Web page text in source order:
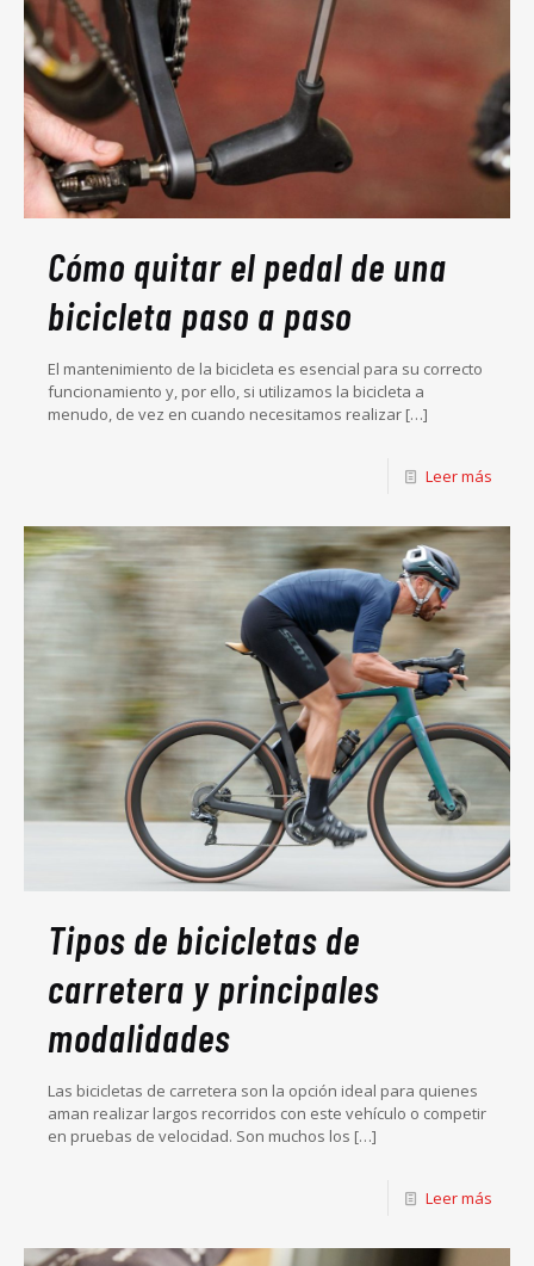
Cómo quitar el pedal de una
bicicleta paso a paso
El mantenimiento de la bicicleta es esencial para su correcto
funcionamiento y, por ello, si utilizamos la bicicleta a
menudo, de vez en cuando necesitamos realizar […]
Leer más
Tipos de bicicletas de
carretera y principales
modalidades
Las bicicletas de carretera son la opción ideal para quienes
aman realizar largos recorridos con este vehículo o competir
en pruebas de velocidad. Son muchos los […]
Leer más